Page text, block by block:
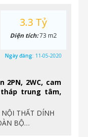
2PN, 2WC, cam
trung tâm,
NỘI THẤT DÍNH
BỘ…
3.3 Tỷ
Diện tích:73 m2
Ngày đăng: 11-05-2020